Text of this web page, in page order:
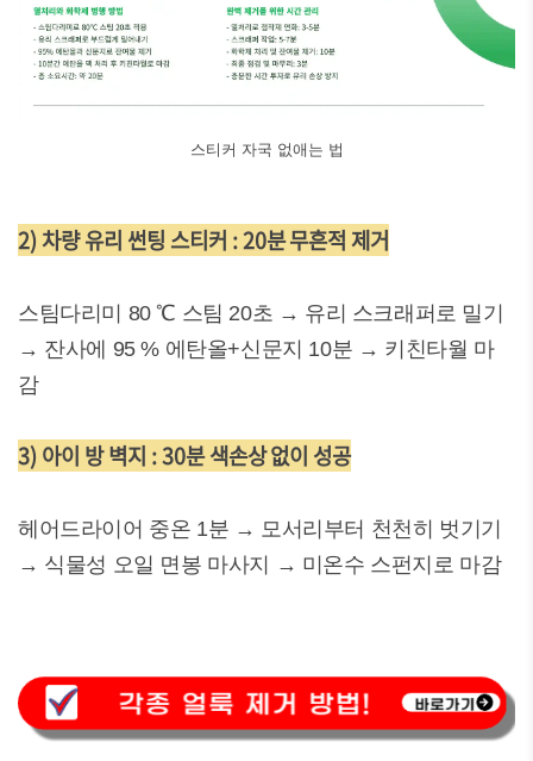
스티커 자국 없애는 법
2) 차량 유리 썬팅 스티커 : 20분 무흔적 제거
스팀다리미 80 ℃ 스팀 20초 → 유리 스크래퍼로 밀기
→ 잔사에 95 % 에탄올+신문지 10분 → 키친타월 마
감
3) 아이 방 벽지 : 30분 색손상 없이 성공
헤어드라이어 중온 1분 → 모서리부터 천천히 벗기기
→ 식물성 오일 면봉 마사지 → 미온수 스펀지로 마감